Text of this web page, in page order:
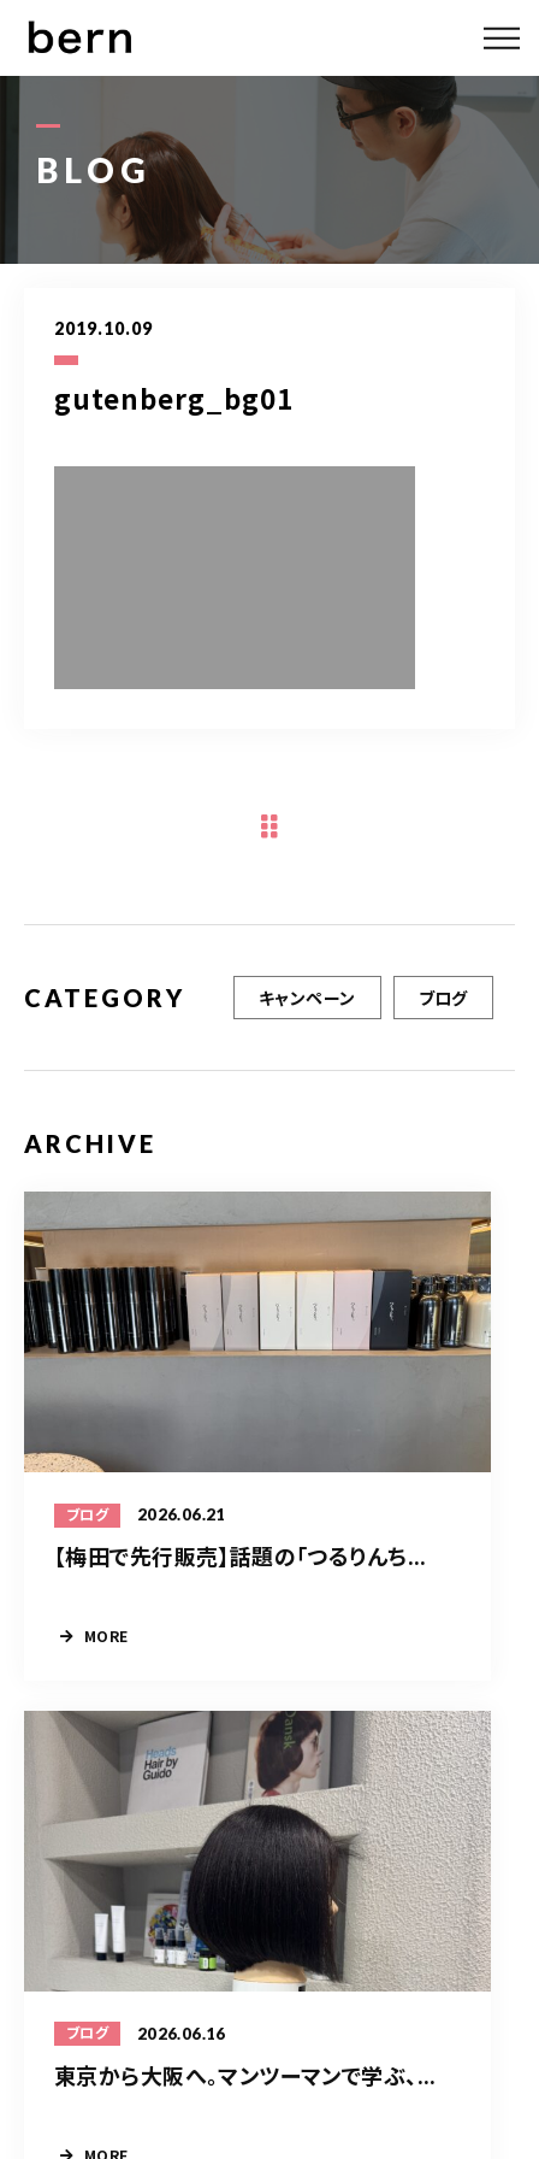
BLOG
2019.10.09
gutenberg_bg01
CATEGORY キャンペーン ブログ
ARCHIVE
ブログ 2026.06.21
【梅田で先行販売】話題の「つるりんち...
MORE
ブログ 2026.06.16
東京から大阪へ。マンツーマンで学ぶ、...
MORE
ABOUT US
STYLE
ACCESS
ご予約はこちら